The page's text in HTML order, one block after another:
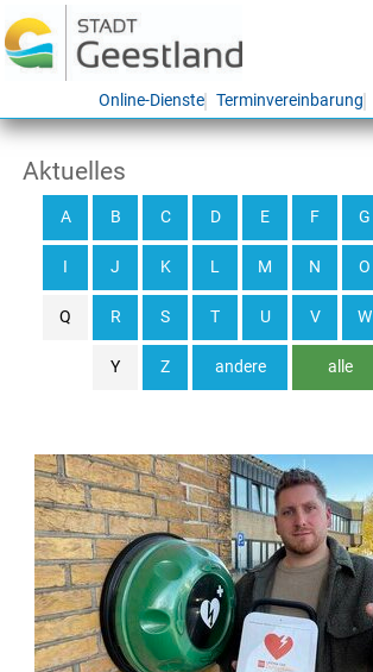
Online-Dienste Terminvereinbarung
Aktuelles
alle
A B C D E F G
I J K L M N O
Q R S T U V W
Y Z andere